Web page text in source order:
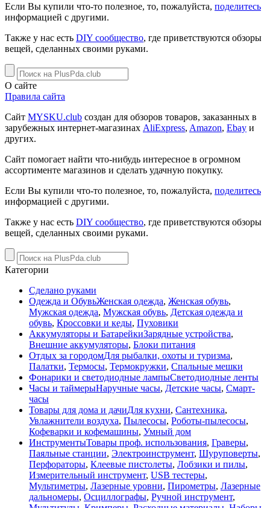
Если Вы купили что-то полезное, то, пожалуйста, поделитесь
информацией с другими.
Также у нас есть DIY сообщество, где приветствуются обзоры
вещей, сделанных своими руками.
О сайте
Правила сайта
Сайт MYSKU.club cоздан для обзоров товаров, заказанных в
зарубежных интернет-магазинах AliExpress, Amazon, Ebay и
других.
Сайт помогает найти что-нибудь интересное в огромном
ассортименте магазинов и сделать удачную покупку.
Если Вы купили что-то полезное, то, пожалуйста, поделитесь
информацией с другими.
Также у нас есть DIY сообщество, где приветствуются обзоры
вещей, сделанных своими руками.
Категории
Сделано руками
Одежда и ОбувьЖенская одежда, Женская обувь,
Мужская одежда, Мужская обувь, Детская одежда и
обувь, Кроссовки и кеды, Пуховики
Аккумуляторы и БатарейкиЗарядные устройства,
Внешние аккумуляторы, Блоки питания
Отдых за городомДля рыбалки, охоты и туризма,
Палатки, Термосы, Термокружки, Спальные мешки
Фонарики и светодиодные лампыСветодиодные ленты
Часы и таймерыНаручные часы, Детские часы, Смарт-
часы
Товары для дома и дачиДля кухни, Сантехника,
Увлажнители воздуха, Пылесосы, Роботы-пылесосы,
Кофеварки и кофемашины, Умный дом
ИнструментыТовары проф. использования, Граверы,
Паяльные станции, Электроинструмент, Шуруповерты,
Перфораторы, Клеевые пистолеты, Лобзики и пилы,
Измерительный инструмент, USB тестеры,
Мультиметры, Лазерные уровни, Пирометры, Лазерные
дальномеры, Осциллографы, Ручной инструмент,